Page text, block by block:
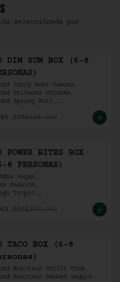
selecciónada por
DIM SUM BOX (6-8
Curry Beef Samosa.
Sriracha Chicken.
Spring Roll.
Cha Siu Roll.
Ribs.
$338.000
POWER BITES BOX
8 PERSONAS)
Vegan.
Passion.
Tropic.
Noritaco Chilli Crab.
personas).
$397.000
TACO BOX (6-8
Noritaco Chilli Crab.
Noritaco Smoked veggie.